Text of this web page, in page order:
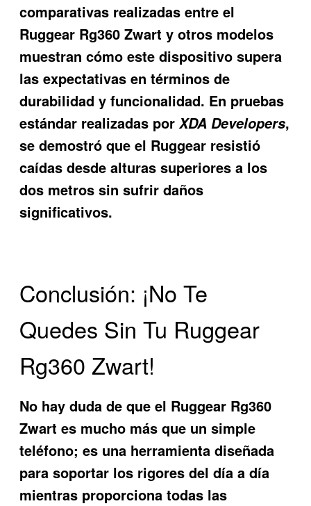
comparativas realizadas entre el
Ruggear Rg360 Zwart y otros modelos
muestran cómo este dispositivo supera
las expectativas en términos de
durabilidad y funcionalidad. En pruebas
estándar realizadas porXDA Developers,
se demostró que el Ruggear resistió
caídas desde alturas superiores a los
dos metros sin sufrir daños
significativos.
Conclusión: ¡No Te
Quedes Sin Tu Ruggear
Rg360 Zwart!
No hay duda de que el Ruggear Rg360
Zwart es mucho más que un simple
teléfono; es una herramienta diseñada
para soportar los rigores del día a día
mientras proporciona todas las